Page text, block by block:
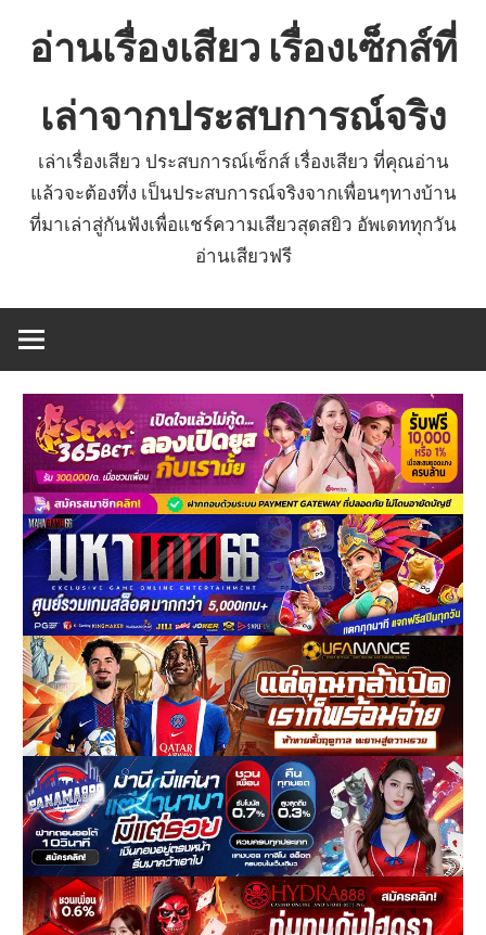
อ่านเรื่องเสียว เรื่องเซ็กส์ที่
เล่าจากประสบการณ์จริง
เล่าเรื่องเสียว ประสบการณ์เซ็กส์ เรื่องเสียว ที่คุณอ่าน
แล้วจะต้องทึ่ง เป็นประสบการณ์จริงจากเพื่อนๆทางบ้าน
ที่มาเล่าสู่กันฟังเพื่อแชร์ความเสียวสุดสยิว อัพเดททุกวัน
อ่านเสียวฟรี